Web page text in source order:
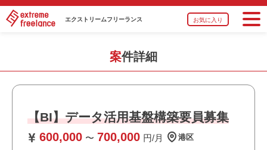
エクストリームフリーランス お気に入り
案件詳細
【BI】データ活用基盤構築要員募集
600,000 〜 700,000 円/月
港区